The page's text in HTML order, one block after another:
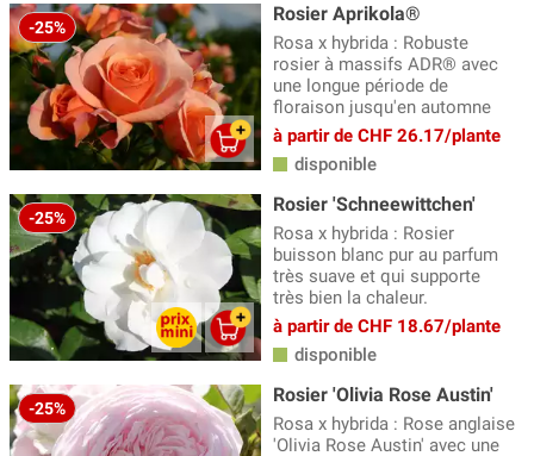
-25%
Rosier Aprikola®
Rosa x hybrida : Robuste
rosier à massifs ADR® avec
une longue période de
floraison jusqu'en automne
à partir de CHF 26.17/plante
disponible
-25%
Rosier 'Schneewittchen'
Rosa x hybrida : Rosier
buisson blanc pur au parfum
très suave et qui supporte
très bien la chaleur.
à partir de CHF 18.67/plante
disponible
-25%
Rosier 'Olivia Rose Austin'
Rosa x hybrida : Rose anglaise
'Olivia Rose Austin' avec une